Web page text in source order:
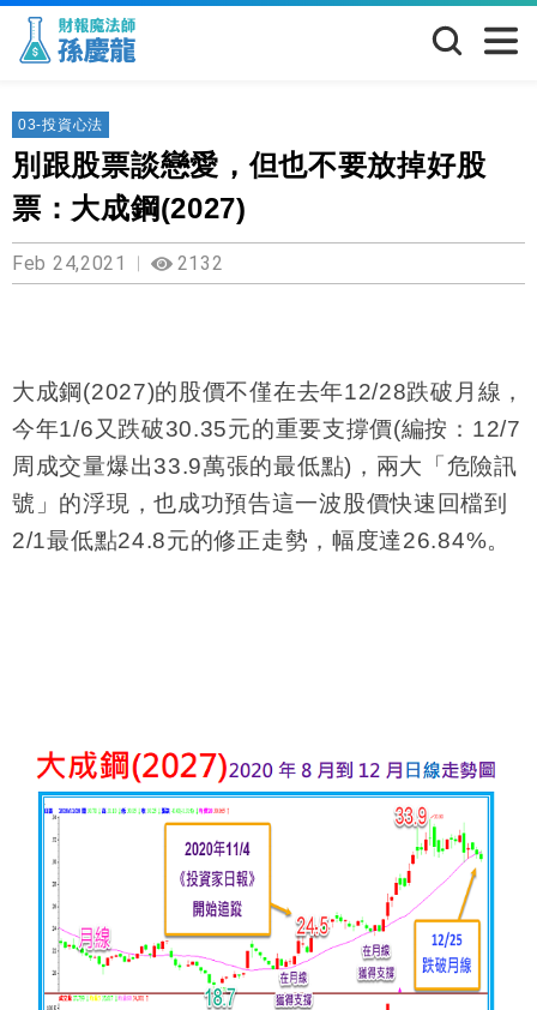
03-投資心法
別跟股票談戀愛，但也不要放掉好股
票：大成鋼(2027)
Feb 24,2021 2132
大成鋼(2027)的股價不僅在去年12/28跌破月線，
今年1/6又跌破30.35元的重要支撐價(編按： 12/7
周成交量爆出33.9萬張的最低點) ，兩大「危險訊
號」的浮現，也成功預告這一波股價快速回檔到
2/1最低點24.8元的修正走勢，幅度達26.84%。